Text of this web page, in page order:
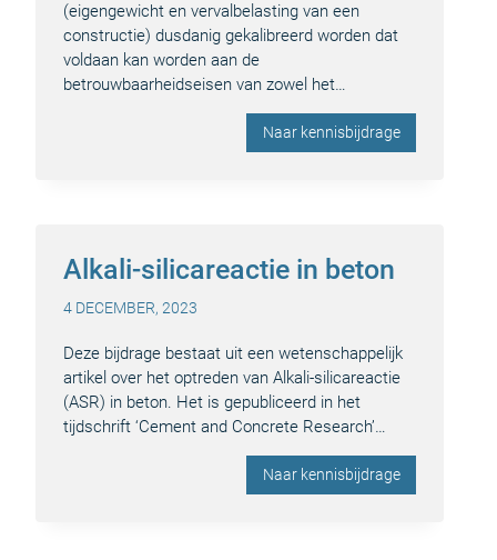
(eigengewicht en vervalbelasting van een
constructie) dusdanig gekalibreerd worden dat
voldaan kan worden aan de
betrouwbaarheidseisen van zowel het…
Naar kennisbijdrage
Alkali-silicareactie in beton
4 DECEMBER, 2023
Deze bijdrage bestaat uit een wetenschappelijk
artikel over het optreden van Alkali-silicareactie
(ASR) in beton. Het is gepubliceerd in het
tijdschrift ‘Cement and Concrete Research’…
Naar kennisbijdrage